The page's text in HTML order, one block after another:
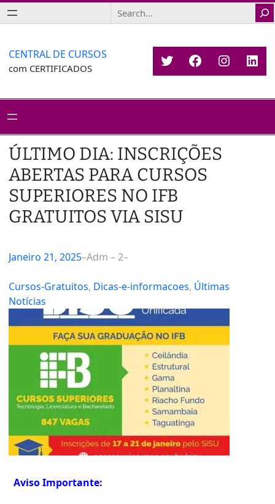
Saltar
para
conteúdo
Search
CENTRAL DE CURSOS
com CERTIFICADOS TwitterFacebook
ÚLTIMO DIA: INSCRIÇÕES
ABERTAS PARA CURSOS
SUPERIORES NO IFB
GRATUITOS VIA SISU
Janeiro 21, 2025–Adm – 2–
Cursos-Gratuitos, Dicas-e-informacoes, Últimas
Notícias
Aviso Importante: